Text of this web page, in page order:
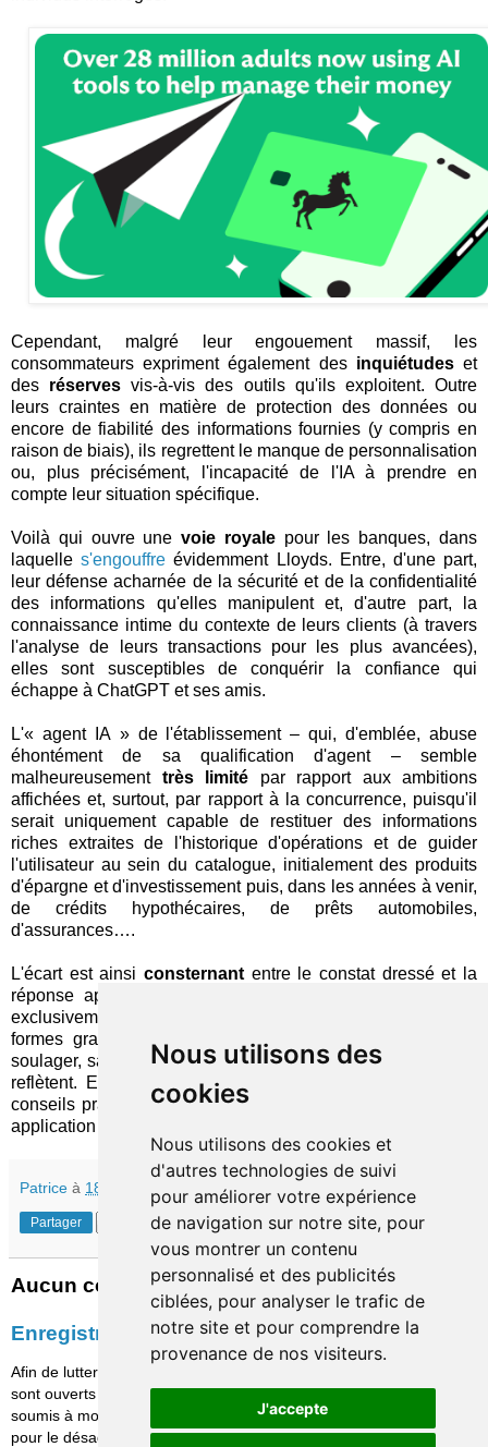
Nous utilisons des
cookies
Nous utilisons des cookies et
d'autres technologies de suivi
pour améliorer votre expérience
de navigation sur notre site, pour
vous montrer un contenu
personnalisé et des publicités
ciblées, pour analyser le trafic de
notre site et pour comprendre la
provenance de nos visiteurs.
J'accepte
Cependant, malgré leur engouement massif, les
consommateurs expriment également des inquiétudeset
des réserves vis-à-vis des outils qu'ils exploitent. Outre
leurs craintes en matière de protection des données ou
encore de fiabilité des informations fournies (y compris en
raison de biais), ils regrettent le manque de personnalisation
ou, plus précisément, l'incapacité de l'IA à prendre en
compte leur situation spécifique.
Voilà qui ouvre unevoie royalepour les banques, dans
laquelles'engouffre évidemment Lloyds. Entre, d'une part,
leur défense acharnée de la sécurité et de la confidentialité
des informations qu'elles manipulent et, d'autre part, la
connaissance intime du contexte de leurs clients (à travers
l'analyse de leurs transactions pour les plus avancées),
elles sont susceptibles de conquérir la confiance qui
échappe à ChatGPT et ses amis.
L'« agent IA » de l'établissement – qui, d'emblée, abuse
éhontément de sa qualification d'agent – semble
malheureusement très limité par rapport aux ambitions
affichées et, surtout, par rapport à la concurrence, puisqu'il
serait uniquement capable de restituer des informations
riches extraites de l'historique d'opérations et de guider
l'utilisateur au sein du catalogue, initialement des produits
d'épargne et d'investissement puis, dans les années à venir,
de crédits hypothécaires, de prêts automobiles,
d'assurances….
L'écart est ainsi consternantentre le constat dressé et la
réponse apportée. Lloyds agit comme si elle considérait
exclusivement les hésitations de ses clients face aux plates-
formes grand public, que sa solution est en mesure de
soulager, sans prendre garde aux attentes que leurs usages
reflètent. En effet, les adeptes de l'IA cherchent bien des
conseils pratiques et non une navigation facilitée dans leur
application bancaire…
Patrice à 18:30
Partager
Aucun commentaire:
Enregistrer un commentaire
Afin de lutter contre le spam, les commentaires ne
sont ouverts qu'aux personnes identifiées et sont
soumis à modération (je suis sincèrement désolé
pour le désagrément causé…)